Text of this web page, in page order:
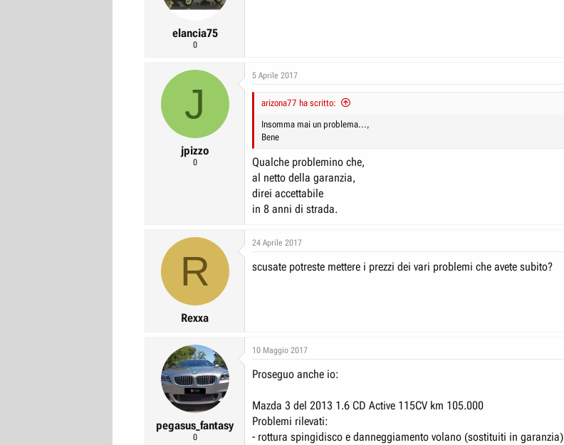
elancia75
0
J
jpizzo
0
5 Aprile 2017
arizona77 ha scritto:
Insomma mai un problema...,
Bene
Qualche problemino che,
al netto della garanzia,
direi accettabile
in 8 anni di strada.
R
Rexxa
24 Aprile 2017
scusate potreste mettere i prezzi dei vari problemi che avete subito?
pegasus_fantasy
0
10 Maggio 2017
Proseguo anche io:
Mazda 3 del 2013 1.6 CD Active 115CV km 105.000
Problemi rilevati:
- rottura spingidisco e danneggiamento volano (sostituiti in garanzia)